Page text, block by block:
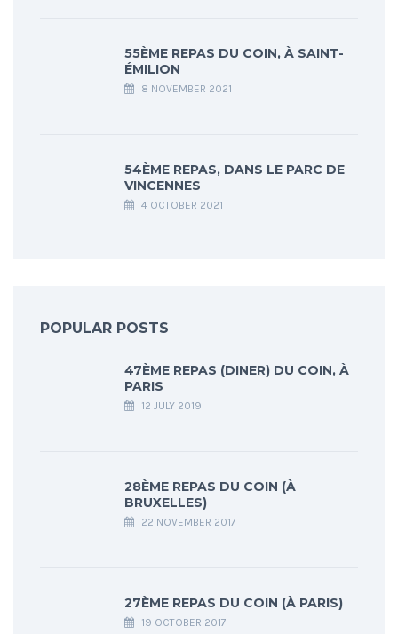
55ÈME REPAS DU COIN, À SAINT-
ÉMILION
8 NOVEMBER 2021
54ÈME REPAS, DANS LE PARC DE
VINCENNES
4 OCTOBER 2021
POPULAR POSTS
47ÈME REPAS (DINER) DU COIN, À
PARIS
12 JULY 2019
28ÈME REPAS DU COIN (À
BRUXELLES)
22 NOVEMBER 2017
27ÈME REPAS DU COIN (À PARIS)
19 OCTOBER 2017